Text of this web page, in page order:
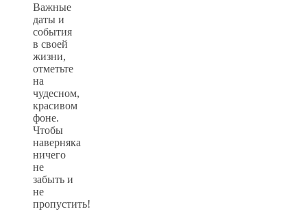
Важные
даты и
события
в своей
жизни,
отметьте
на
чудесном,
красивом
фоне.
Чтобы
наверняка
ничего
не
забыть и
не
пропустить!